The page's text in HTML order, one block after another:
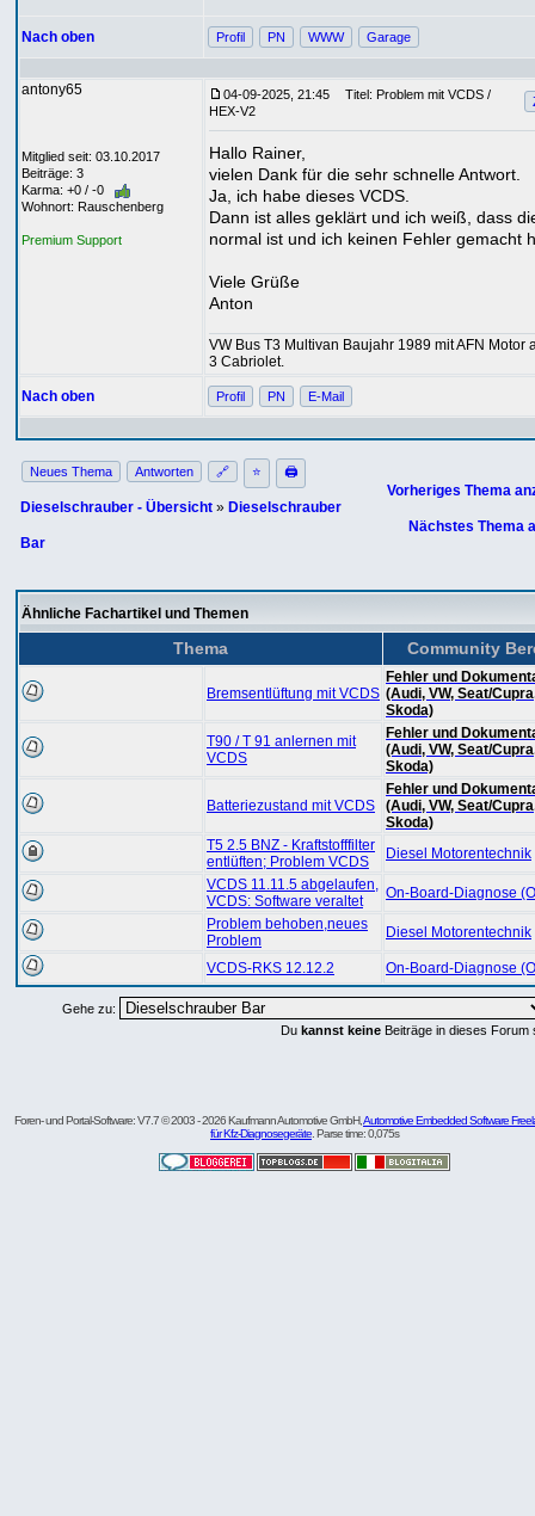
Nach oben Profil PN WWW Garage
antony65
Mitglied seit: 03.10.2017
Beiträge: 3
Karma: +0 / -0
Wohnort: Rauschenberg
Premium Support
04-09-2025, 21:45
Titel: Problem mit VCDS /
HEX-V2
Hallo Rainer,
vielen Dank für die sehr schnelle Antwort.
Ja, ich habe dieses VCDS.
Dann ist alles geklärt und ich weiß, dass
normal ist und ich keinen Fehler gemacht
Viele Grüße
Anton
VW Bus T3 Multivan Baujahr 1989 mit AFN Motor
3 Cabriolet.
Nach oben Profil PN E-Mail
Neues Thema Antworten 🔗 ⭐ 🖨
Dieselschrauber - Übersicht » Dieselschrauber
Bar
Vorheriges Thema
Nächstes Thema
Ähnliche Fachartikel und Themen
Thema Community
Bremsentlüftung mit VCDS
Fehler und
(Audi, VW, Seat/
Skoda)
T90 / T 91 anlernen mit
VCDS
Fehler und
(Audi, VW, Seat/
Skoda)
Batteriezustand mit VCDS
Fehler und
(Audi, VW, Seat/
Skoda)
T5 2.5 BNZ - Kraftstofffilter
entlüften; Problem VCDS
Diesel Motorentechnik
VCDS 11.11.5 abgelaufen,
VCDS: Software veraltet
On-Board-Diagnose
Problem behoben,neues
Problem
Diesel Motorentechnik
VCDS-RKS 12.12.2 On-Board-Diagnose
Gehe zu:
Du kannst keine Beiträge in dieses Forum
Foren- und Portal-Software: V7.7 © 2003 - 2026 Kaufmann Automotive GmbH,Automotive Embedded Software
für Kfz-Diagnosegeräte . Parse time: 0,075s